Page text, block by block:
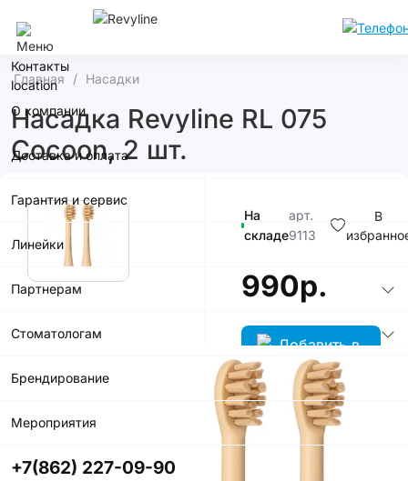
Контакты
О компании
Доставка и оплата
Гарантия и сервис
Линейки
Партнерам
Стоматологам
Брендирование
Мероприятия
+7(862) 227-09-90
Главная Насадки
Насадка Revyline RL 075
Сocoon, 2 шт.
На
складе
арт.
9113
В
990р.
В корзину
Купить в
приложении